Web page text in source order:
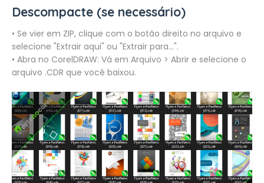
Descompacte (se necessário)
• Se vier em ZIP, clique com o botão direito no arquivo e
selecione "Extrair aqui" ou "Extrair para...".
• Abra no CorelDRAW: Vá em Arquivo > Abrir e selecione o
arquivo .CDR que você baixou.